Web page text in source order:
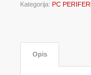
Kategorija: PC
Opis